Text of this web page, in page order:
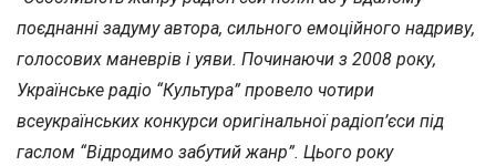
поєднанні задуму автора, сильного емоційного надриву,
голосових маневрів і уяви. Починаючи з 2008 року,
Українське радіо “Культура” провело чотири
всеукраїнських конкурси оригінальної радіоп’єси під
гаслом “Відродимо забутий жанр”. Цього року